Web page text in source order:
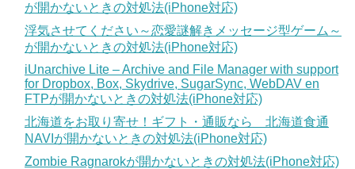
が開かないときの対処法(iPhone対応)
浮気させてください～恋愛謎解きメッセージ型ゲーム～
が開かないときの対処法(iPhone対応)
iUnarchive Lite – Archive and File Manager with support
for Dropbox, Box, Skydrive, SugarSync, WebDAV en
FTPが開かないときの対処法(iPhone対応)
北海道をお取り寄せ！ギフト・通販なら 北海道食通
NAVIが開かないときの対処法(iPhone対応)
Zombie Ragnarokが開かないときの対処法(iPhone対応)